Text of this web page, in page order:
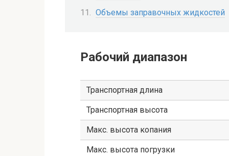
Объемы заправочных жидкостей
Рабочий диапазон
Транспортная длина
Транспортная высота
Макс. высота копания
Макс. высота погрузки